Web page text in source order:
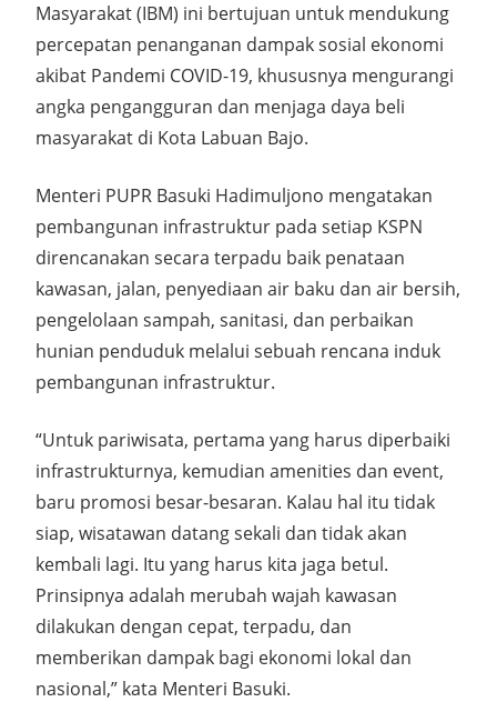
Masyarakat (IBM) ini bertujuan untuk mendukung
percepatan penanganan dampak sosial ekonomi
akibat Pandemi COVID-19, khususnya mengurangi
angka pengangguran dan menjaga daya beli
masyarakat di Kota Labuan Bajo.
Menteri PUPR Basuki Hadimuljono mengatakan
pembangunan infrastruktur pada setiap KSPN
direncanakan secara terpadu baik penataan
kawasan, jalan, penyediaan air baku dan air bersih,
pengelolaan sampah, sanitasi, dan perbaikan
hunian penduduk melalui sebuah rencana induk
pembangunan infrastruktur.
“Untuk pariwisata, pertama yang harus diperbaiki
infrastrukturnya, kemudian amenities dan event,
baru promosi besar-besaran. Kalau hal itu tidak
siap, wisatawan datang sekali dan tidak akan
kembali lagi. Itu yang harus kita jaga betul.
Prinsipnya adalah merubah wajah kawasan
dilakukan dengan cepat, terpadu, dan
memberikan dampak bagi ekonomi lokal dan
nasional,” kata Menteri Basuki.